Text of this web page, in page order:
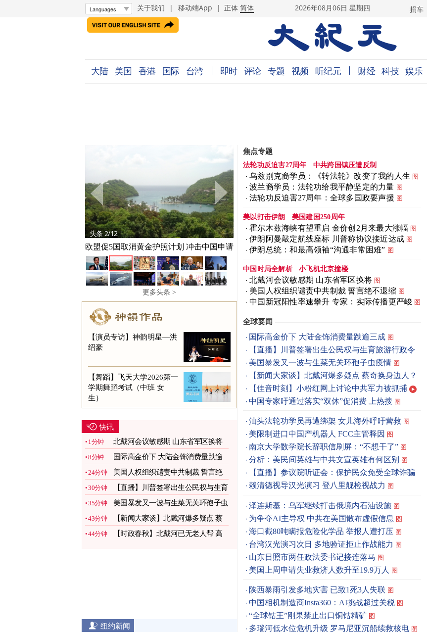
关于我们 | 移动端App | 正体 简体 2026年08月06日 星期四 捐车
大陆 美国 香港 国际 台湾 即时 评论 专题 视频 听纪元 财经 科技 娱乐
头条 2/12
欧盟促5国取消黄金护照计划 冲击中国申请
人
更多头条 >
【演员专访】神韵明星—洪
绍豪
【舞蹈】飞天大学2026第一
学期舞蹈考试（中班 女
生）
快讯
1分钟 北戴河会议敏感期 山东省军区换将
图
8分钟
国际高金价下 大陆金饰消费量跌逾
三成 图
24分钟
美国人权组织谴责中共制裁 誓言绝
不退缩 图
30分钟
【直播】川普签署出生公民权与生育
旅游行政令
35分钟
美国暴发又一波与生菜无关环孢子虫
疫情 图
43分钟
【新闻大家谈】北戴河爆多疑点 蔡
奇换身边人？
44分钟
【时政春秋】北戴河已无老人帮 高
纽约新闻
焦点专题
法轮功反迫害27周年 中共跨国镇压遭反制
乌兹别克裔学员：《转法轮》改变了我的人生 图
波兰裔学员：法轮功给我平静坚定的力量 图
法轮功反迫害27周年：全球多国政要声援 图
美以打击伊朗 美国建国250周年
霍尔木兹海峡有望重启 金价创2月来最大涨幅 图
伊朗阿曼敲定航线座标 川普称协议接近达成 图
伊朗总统：和最高领袖“沟通非常困难” 图
中国时局全解析 小飞机北京撞楼
北戴河会议敏感期 山东省军区换将 图
美国人权组织谴责中共制裁 誓言绝不退缩 图
中国新冠阳性率速攀升 专家：实际传播更严峻 图
全球要闻
国际高金价下 大陆金饰消费量跌逾三成 图
【直播】川普签署出生公民权与生育旅游行政令
美国暴发又一波与生菜无关环孢子虫疫情 图
【新闻大家谈】北戴河爆多疑点 蔡奇换身边人？
【佳音时刻】小粉红网上讨论中共军力被抓捕
中国专家吁通过落实“双休”促消费 上热搜 图
汕头法轮功学员再遭绑架 女儿海外呼吁营救 图
美限制进口中国产机器人 FCC主管释因 图
南京大学数学院长辞职信刷屏：“不想干了” 图
分析：美民间英雄与中共文宣英雄有何区别 图
【直播】参议院听证会：保护民众免受全球诈骗
赖清德视导汉光演习 登八里舰检视战力 图
泽连斯基：乌军继续打击俄境内石油设施 图
为争夺AI主导权 中共在美国散布虚假信息 图
海口截80吨瞒报危险化学品 举报人遭打压 图
台湾汉光演习次日 多地验证拒止作战能力 图
山东日照市两任政法委书记接连落马 图
美国上周申请失业救济人数升至19.9万人 图
陕西暴雨引发多地灾害 已致1死3人失联 图
中国相机制造商Insta360：AI挑战超过关税 图
“全球钴王”刚果禁止出口铜钴精矿 图
多瑙河低水位危机升级 罗马尼亚沉船续救核电 图